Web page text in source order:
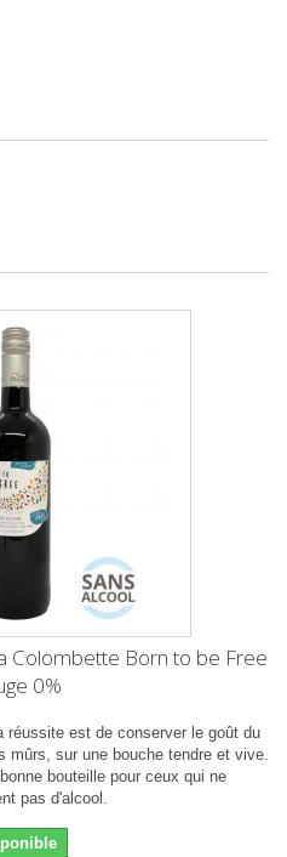
Colombette Born to be Free
0%
réussite est de conserver le goût du
mûrs, sur une bouche tendre et vive.
bouteille pour ceux qui ne
pas d'alcool.